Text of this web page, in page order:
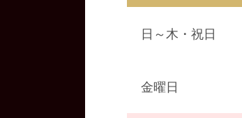
日～木・祝日
金曜日